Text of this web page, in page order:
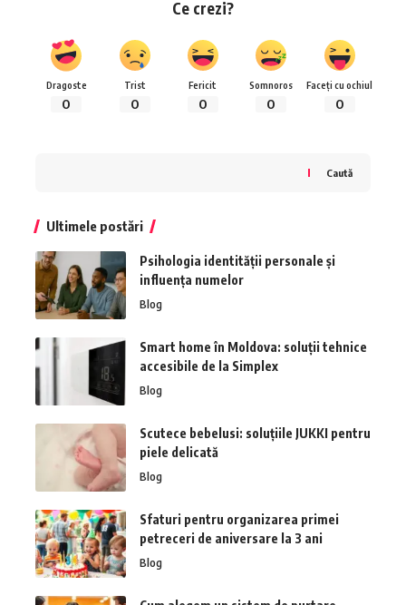
Ce crezi?
Dragoste
0
Trist
0
Fericit
0
Somnoros
0
Faceți cu ochiul
0
Caută
Ultimele postări
Psihologia identității personale și
influența numelor
Blog
Smart home în Moldova: soluții tehnice
accesibile de la Simplex
Blog
Scutece bebelusi: soluțiile JUKKI pentru
piele delicată
Blog
Sfaturi pentru organizarea primei
petreceri de aniversare la 3 ani
Blog